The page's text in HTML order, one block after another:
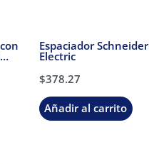
Espaciador Schneider
Electric
$378.27
Añadir al carrito